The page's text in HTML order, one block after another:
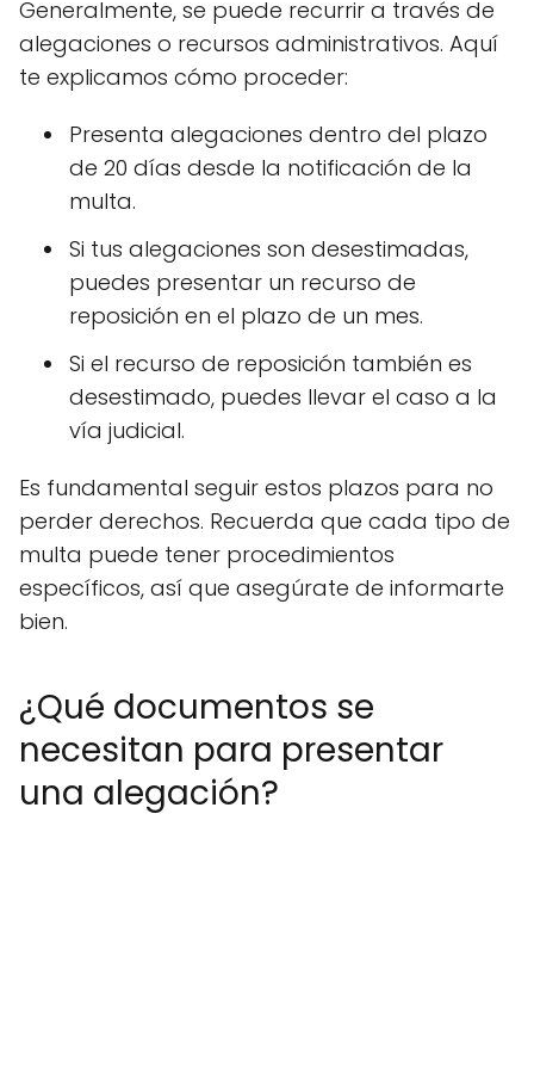
Generalmente, se puede recurrir a través de
alegaciones o recursos administrativos. Aquí
te explicamos cómo proceder:
Presenta alegaciones dentro del plazo
de 20 días desde la notificación de la
multa.
Si tus alegaciones son desestimadas,
puedes presentar un recurso de
reposición en el plazo de un mes.
Si el recurso de reposición también es
desestimado, puedes llevar el caso a la
vía judicial.
Es fundamental seguir estos plazos para no
perder derechos. Recuerda que cada tipo de
multa puede tener procedimientos
específicos, así que asegúrate de informarte
bien.
¿Qué documentos se
necesitan para presentar
una alegación?